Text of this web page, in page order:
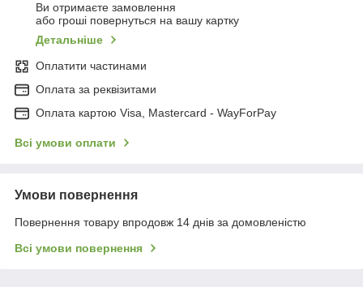
Ви отримаєте замовлення
або гроші повернуться на вашу картку
Детальніше
Оплатити частинами
Оплата за реквізитами
Оплата картою Visa, Mastercard - WayForPay
Всі умови оплати
Умови повернення
Повернення товару впродовж 14 днів за домовленістю
Всі умови повернення